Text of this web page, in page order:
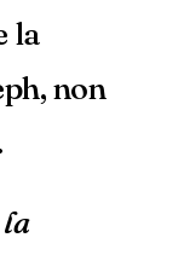
la
non